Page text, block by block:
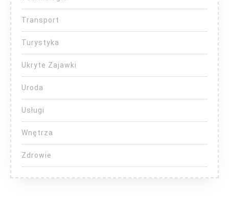
Transport
Turystyka
Ukryte Zajawki
Uroda
Usługi
Wnętrza
Zdrowie